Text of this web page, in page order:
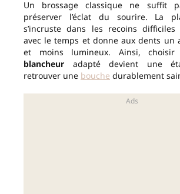
Un brossage classique ne suffit
préserver l’éclat du sourire. La
s’incruste dans les recoins difficiles
avec le temps et donne aux dents un
et moins lumineux. Ainsi,
blancheur adapté devient une
retrouver une bouche durablement